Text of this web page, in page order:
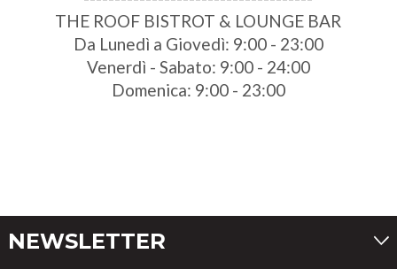
THE ROOF BISTROT & LOUNGE BAR
Da Lunedì a Giovedì: 9:00 - 23:00
Venerdì - Sabato: 9:00 - 24:00
Domenica: 9:00 - 23:00
NEWSLETTER